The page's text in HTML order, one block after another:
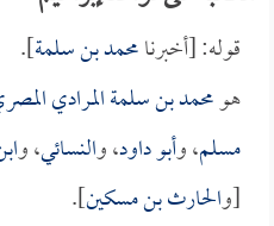
قوله: [أخبرنامحمد بن سلمة].
هومحمد بن سلمة المرادي
مسلم، وأبو داود، والنسائي، و
[والحارث بن مسكين].